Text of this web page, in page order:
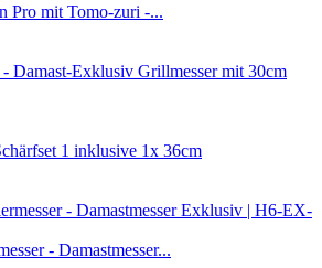
Pro mit Tomo-zuri -...
Grillmesser mit 30cm
1 inklusive 1x 36cm
- Damastmesser...